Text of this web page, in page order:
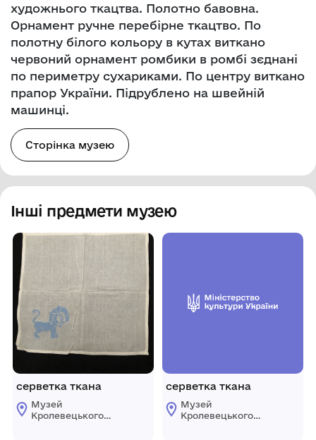
художнього ткацтва. Полотно бавовна.
Орнамент ручне перебірне ткацтво. По
полотну білого кольору в кутах виткано
червоний орнамент ромбики в ромбі зєднані
по периметру сухариками. По центру виткано
прапор України. Підрублено на швейній
машинці.
Сторінка музею
Інші предмети музею
серветка ткана
Музей
Кролевецького
серветка ткана
Музей
Кролевецького